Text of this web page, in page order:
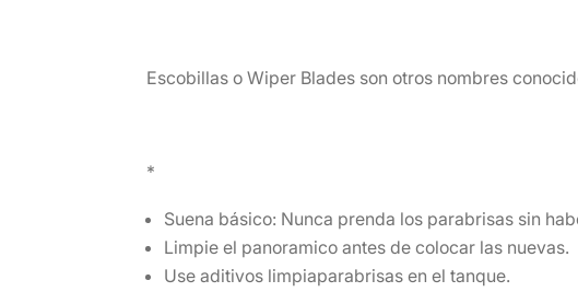
Escobillas o Wiper Blades son otros nombres
*
Suena básico: Nunca prenda los parabrisas sin
Limpie el panoramico antes de colocar las nuevas.
Use aditivos limpiaparabrisas en el tanque.